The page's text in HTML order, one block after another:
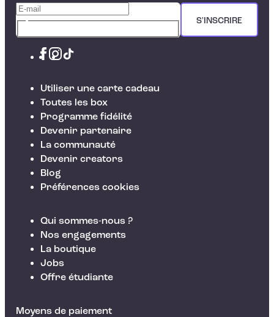
S'INSCRIRE
Utiliser une carte cadeau
Toutes les box
Programme fidélité
Devenir partenaire
La communauté
Devenir creators
Blog
Préférences cookies
Qui sommes-nous ?
Nos engagements
La boutique
Jobs
Offre étudiante
Moyens de paiement